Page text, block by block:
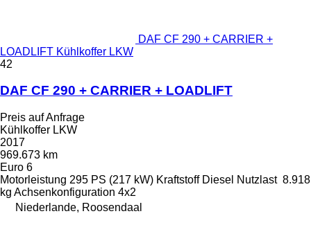
DAF CF 290 + CARRIER +
LOADLIFT Kühlkoffer LKW
42
DAF CF 290 + CARRIER + LOADLIFT
Preis auf Anfrage
Kühlkoffer LKW
2017
969.673 km
Euro 6
Motorleistung 295 PS (217 kW) Kraftstoff Diesel Nutzlast 8.918
kg Achsenkonfiguration 4x2
Niederlande, Roosendaal